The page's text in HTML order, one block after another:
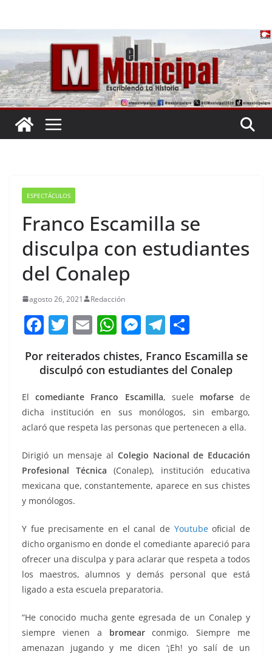
ESPECTÁCULOS
Franco Escamilla se
disculpa con estudiantes
del Conalep
agosto 26, 2021 Redacción
F
c
e
b
o
o
k
T
itt
er
E
ai
l
W
at
s
A
p
M
ss
e
n
g
er
T
e
gr
a
m
m
p
ar
tir
Por reiterados chistes, Franco Escamilla se
disculpó con estudiantes del Conalep
El comediante Franco Escamilla, suele mofarsede
dicha institución en sus monólogos, sin embargo,
aclaró que respeta las personas que pertenecen a ella.
Dirigió un mensaje al Colegio Nacional de Educación
Profesional Técnica (Conalep), institución educativa
mexicana que, constantemente, aparece en sus chistes
y monólogos.
Y fue precisamente en el canal de Youtubeoficial de
dicho organismo en donde el comediante apareció para
ofrecer una disculpa y para aclarar que respeta a todos
los maestros, alumnos y demás personal que está
ligado a esta escuela preparatoria.
“He conocido mucha gente egresada de un Conalep y
siempre vienen a bromearconmigo. Siempre me
amenazan jugando y me dicen ‘¡Eh! yo salí de un